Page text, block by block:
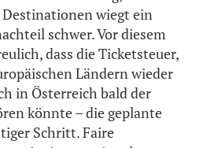
wiegt ein
schwer. Vor diesem
dass die Ticketsteuer,
Ländern wieder
in Österreich bald der
könnte – die geplante
Schritt. Faire